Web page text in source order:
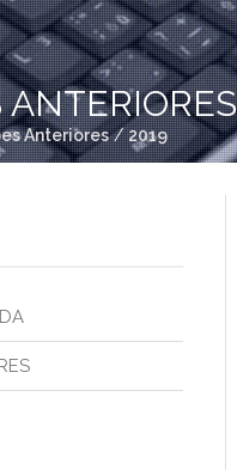
Anteriores / 2019